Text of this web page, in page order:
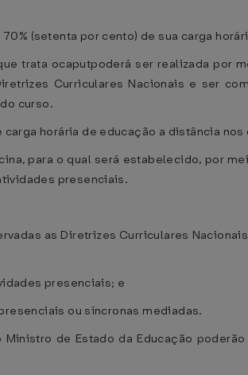
(setenta por cento) de sua carga
trata ocaputpoderá ser realizada por
Curriculares Nacionais e ser
curso.
horária de educação a distância
para o qual será estabelecido, por
presenciais.
as Diretrizes Curriculares
presenciais; e
ou síncronas mediadas.
de Estado da Educação